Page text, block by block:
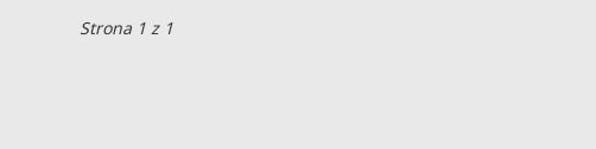
Strona 1 z 1